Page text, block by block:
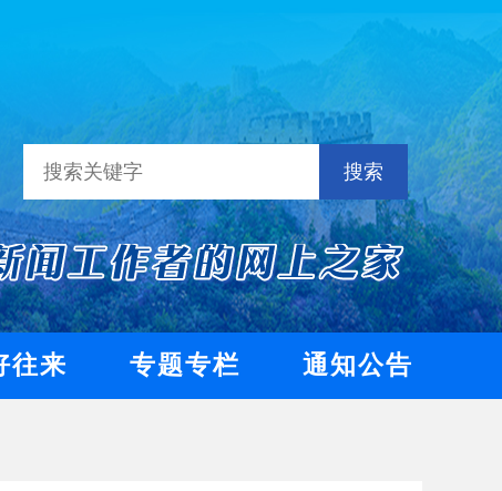
搜索
往来 专题专栏 通知公告